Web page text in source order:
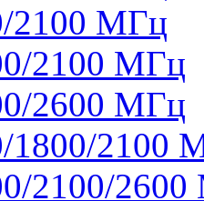
2100 МГц
2100 МГц
2600 МГц
1800/2100
2100/